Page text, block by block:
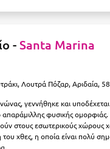
-Santa Marina
Λουτρά Πόζαρ, Αριδαία,
γεννήθηκε και υποδέχεται
φυσικής ομορφιάς.
στους εσωτερικούς χώρους
χθες, η οποία είναι πολύ